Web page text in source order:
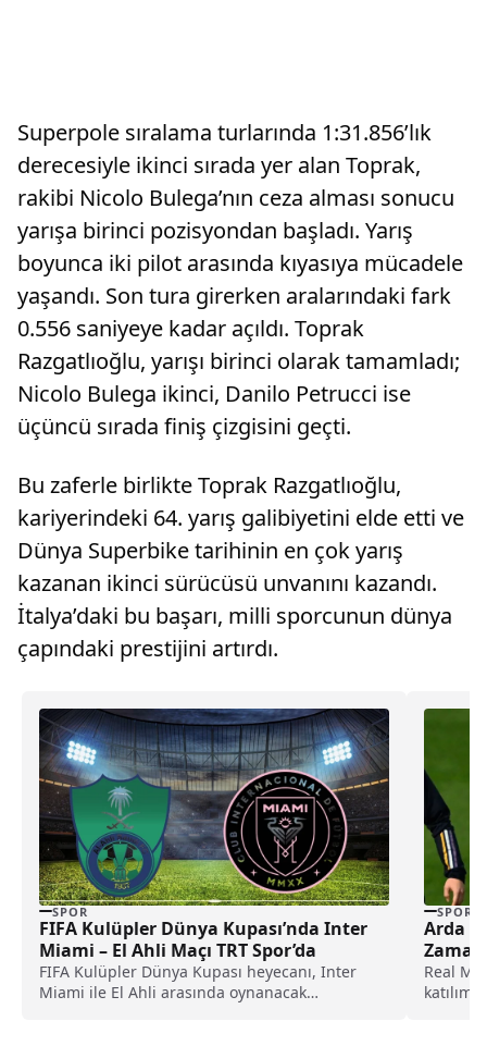
Superpole sıralama turlarında 1:31.856’lık
derecesiyle ikinci sırada yer alan Toprak,
rakibi Nicolo Bulega’nın ceza alması sonucu
yarışa birinci pozisyondan başladı. Yarış
boyunca iki pilot arasında kıyasıya mücadele
yaşandı. Son tura girerken aralarındaki fark
0.556 saniyeye kadar açıldı. Toprak
Razgatlıoğlu, yarışı birinci olarak tamamladı;
Nicolo Bulega ikinci, Danilo Petrucci ise
üçüncü sırada finiş çizgisini geçti.
Bu zaferle birlikte Toprak Razgatlıoğlu,
kariyerindeki 64. yarış galibiyetini elde etti ve
Dünya Superbike tarihinin en çok yarış
kazanan ikinci sürücüsü unvanını kazandı.
İtalya’daki bu başarı, milli sporcunun dünya
çapındaki prestijini artırdı.
SPOR
FIFA Kulüpler Dünya Kupası’nda Inter
Miami – El Ahli Maçı TRT Spor’da
FIFA Kulüpler Dünya Kupası heyecanı, Inter
Miami ile El Ahli arasında oynanacak
SPOR
Arda
Zaman
Real
katılım